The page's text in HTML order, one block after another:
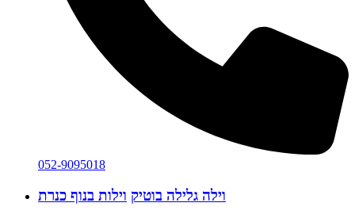
052-9095018
וילה גלילה בוטיק וילות בנוף כנרת